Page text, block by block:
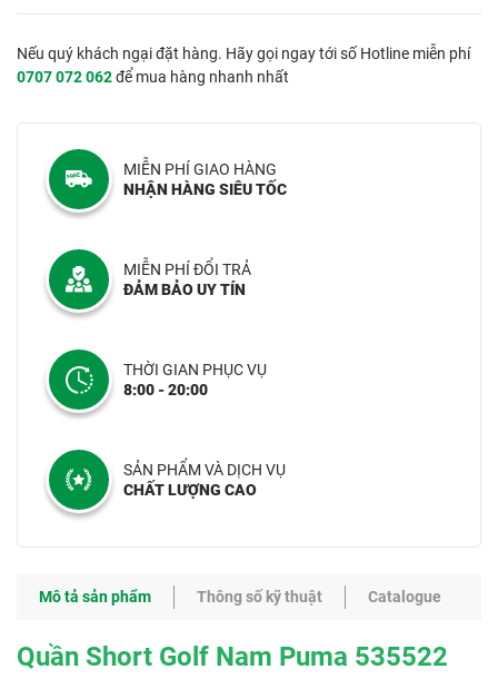
Nếu quý khách ngại đặt hàng. Hãy gọi ngay tới số Hotline miễn phí
0707 072 062để mua hàng nhanh nhất
MIỄN PHÍ GIAO HÀNG
NHẬN HÀNG SIÊU TỐC
MIỄN PHÍ ĐỔI TRẢ
ĐẢM BẢO UY TÍN
THỜI GIAN PHỤC VỤ
8:00 - 20:00
SẢN PHẨM VÀ DỊCH VỤ
CHẤT LƯỢNG CAO
Mô tả sản phẩm Thông số kỹ thuật Catalogue
Quần Short Golf Nam Puma 535522